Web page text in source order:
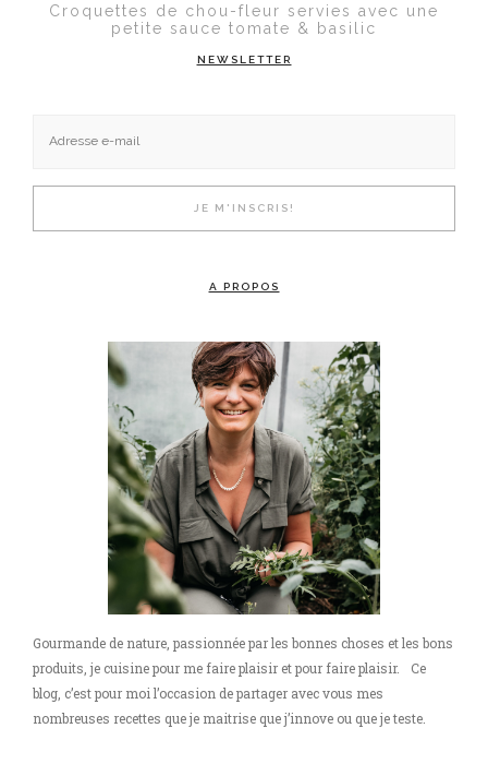
Croquettes de chou-fleur servies avec une
petite sauce tomate & basilic
NEWSLETTER
A PROPOS
Gourmande de nature, passionnée par les bonnes choses et les bons
produits, je cuisine pour me faire plaisir et pour faire plaisir. Ce
blog, c’est pour moi l’occasion de partager avec vous mes
nombreuses recettes que je maitrise que j’innove ou que je teste.